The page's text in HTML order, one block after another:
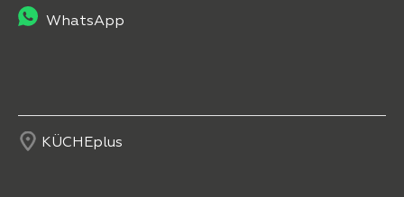
WhatsApp
KÜCHEplus